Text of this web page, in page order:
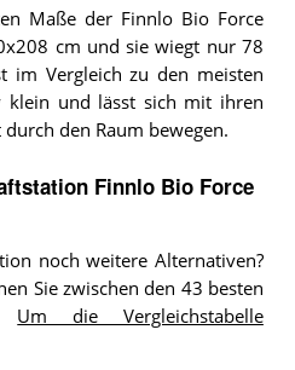
Maße der Finnlo Bio Force
cm und sie wiegt nur 78
im Vergleich zu den meisten
klein und lässt sich mit ihren
den Raum bewegen.
Finnlo Bio Force
noch weitere Alternativen?
Sie zwischen den 43 besten
Um die Vergleichstabelle